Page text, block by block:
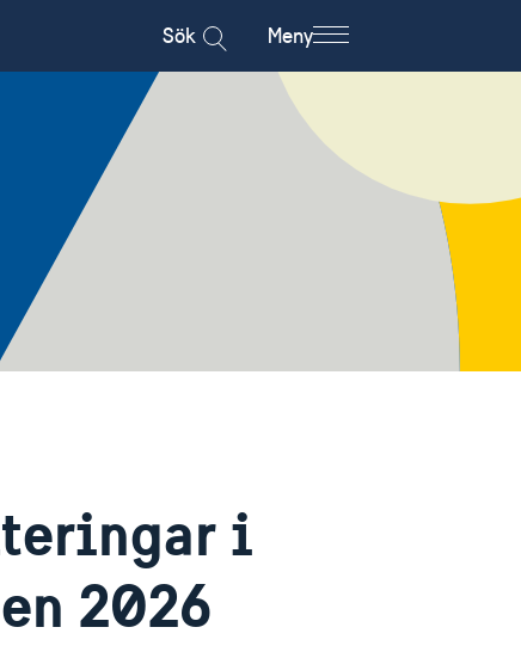
Sök Meny
i
2026